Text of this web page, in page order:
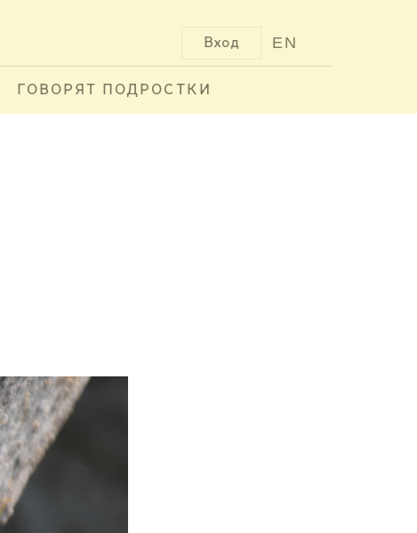
EN
Вход
ГОВОРЯТ ПОДРОСТКИ